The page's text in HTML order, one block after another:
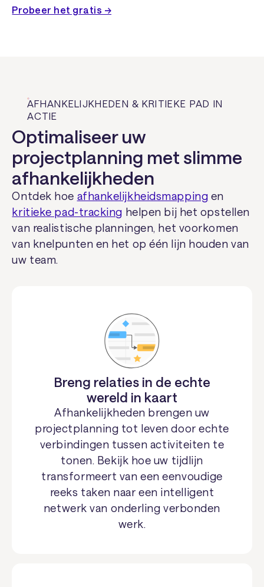
Probeer het gratis →
AFHANKELIJKHEDEN & KRITIEKE PAD IN
ACTIE
Optimaliseer uw
projectplanning met slimme
afhankelijkheden
Ontdek hoe afhankelijkheidsmapping en
kritieke pad-tracking helpen bij het opstellen
van realistische planningen, het voorkomen
van knelpunten en het op één lijn houden van
uw team.
Breng relaties in de echte
wereld in kaart
Afhankelijkheden brengen uw
projectplanning tot leven door echte
verbindingen tussen activiteiten te
tonen. Bekijk hoe uw tijdlijn
transformeert van een eenvoudige
reeks taken naar een intelligent
netwerk van onderling verbonden
werk.